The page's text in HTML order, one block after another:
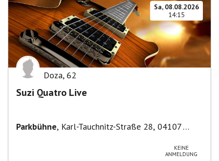
Sa, 08.08.2026
14:15
Doza, 62
Suzi Quatro Live
Parkbühne, Karl-Tauchnitz-Straße 28, 04107
KEINE
ANMELDUNG